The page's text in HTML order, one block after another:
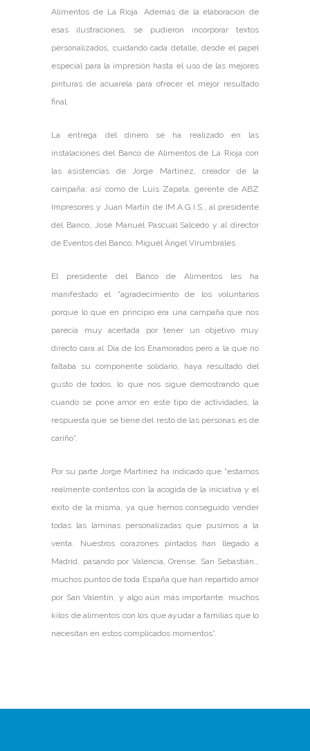
Alimentos de La Rioja. Además de la elaboración de
esas ilustraciones, se pudieron incorporar textos
personalizados, cuidando cada detalle, desde el papel
especial para la impresión hasta el uso de las mejores
pinturas de acuarela para ofrecer el mejor resultado
final.
La entrega del dinero se ha realizado en las
instalaciones del Banco de Alimentos de La Rioja con
las asistencias de Jorge Martínez, creador de la
campaña; así como de Luis Zapata, gerente de ABZ
Impresores y Juan Martín de IM.A.G.I.S., al presidente
del Banco, José Manuel Pascual Salcedo y al director
de Eventos del Banco, Miguel Ángel Virumbrales.
El presidente del Banco de Alimentos les ha
manifestado el “agradecimiento de los voluntarios
porque lo que en principio era una campaña que nos
parecía muy acertada por tener un objetivo muy
directo cara al Día de los Enamorados pero a la que no
faltaba su componente solidario, haya resultado del
gusto de todos, lo que nos sigue demostrando que
cuando se pone amor en este tipo de actividades, la
respuesta que se tiene del resto de las personas es de
cariño”.
Por su parte Jorge Martínez ha indicado que “estamos
realmente contentos con la acogida de la iniciativa y el
éxito de la misma, ya que hemos conseguido vender
todas las láminas personalizadas que pusimos a la
venta. Nuestros corazones pintados han llegado a
Madrid, pasando por Valencia, Orense, San Sebastián…
muchos puntos de toda España que han repartido amor
por San Valentín, y algo aún más importante, muchos
kilos de alimentos con los que ayudar a familias que lo
necesitan en estos complicados momentos”.